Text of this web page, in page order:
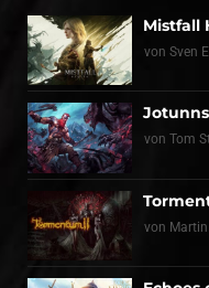
Mistfall
von Sven
von Tom
von